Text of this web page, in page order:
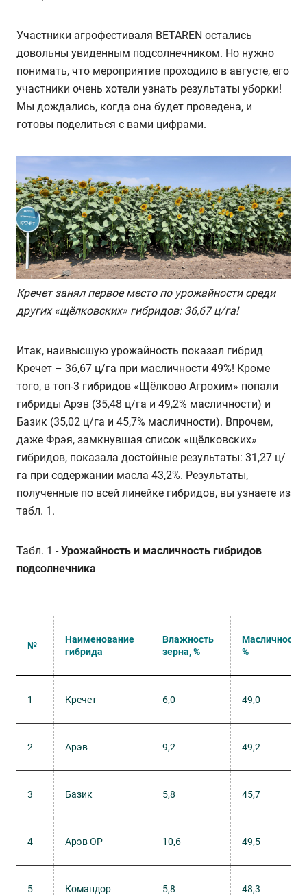
Участники агрофестиваля BETAREN остались
довольны увиденным подсолнечником. Но нужно
понимать, что мероприятие проходило в августе, его
участники очень хотели узнать результаты уборки!
Мы дождались, когда она будет проведена, и
готовы поделиться с вами цифрами.
Кречет занял первое место по урожайности среди
других «щёлковских» гибридов: 36,67 ц/га!
Итак, наивысшую урожайность показал гибрид
Кречет – 36,67 ц/га при масличности 49%! Кроме
того, в топ-3 гибридов «Щёлково Агрохим» попали
гибриды Арэв (35,48 ц/га и 49,2% масличности) и
Базик (35,02 ц/га и 45,7% масличности). Впрочем,
даже Фрэя, замкнувшая список «щёлковских»
гибридов, показала достойные результаты: 31,27 ц/
га при содержании масла 43,2%. Результаты,
полученные по всей линейке гибридов, вы узнаете из
табл. 1.
Табл. 1 -Урожайность и масличность гибридов
подсолнечника
№
Наименование
гибрида
Влажность
зерна, %
Масличность,
%
1 Кречет 6,0 49,0
2 Арэв 9,2 49,2
3 Базик 5,8 45,7
4 Арэв ОР 10,6 49,5
5 Командор 5,8 48,3